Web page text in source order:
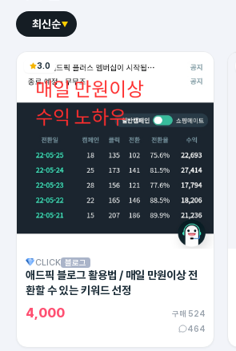
최신순
3.0
CLICK 블로그
애드픽 블로그 활용법 / 매일 만원이상 전
환할 수 있는 키워드 선정
4,000
구매 524
464